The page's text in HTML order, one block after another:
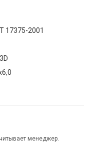
17375-2001
менеджер.